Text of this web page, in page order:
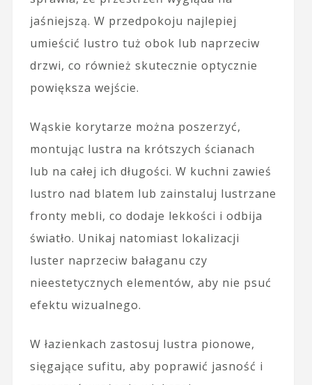
jaśniejszą. W przedpokoju najlepiej
umieścić lustro tuż obok lub naprzeciw
drzwi, co również skutecznie optycznie
powiększa wejście.
Wąskie korytarze można poszerzyć,
montując lustra na krótszych ścianach
lub na całej ich długości. W kuchni zawieś
lustro nad blatem lub zainstaluj lustrzane
fronty mebli, co dodaje lekkości i odbija
światło. Unikaj natomiast lokalizacji
luster naprzeciw bałaganu czy
nieestetycznych elementów, aby nie psuć
efektu wizualnego.
W łazienkach zastosuj lustra pionowe,
sięgające sufitu, aby poprawić jasność i